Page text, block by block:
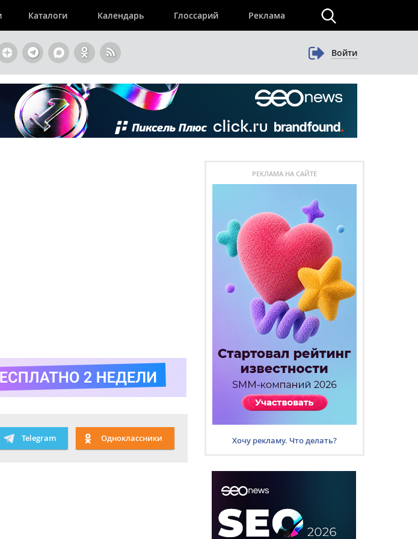
Каталоги Календарь Глоссарий Реклама
Войти
Telegram Одноклассники
РЕКЛАМА НА САЙТЕ
Хочу рекламу. Что делать?